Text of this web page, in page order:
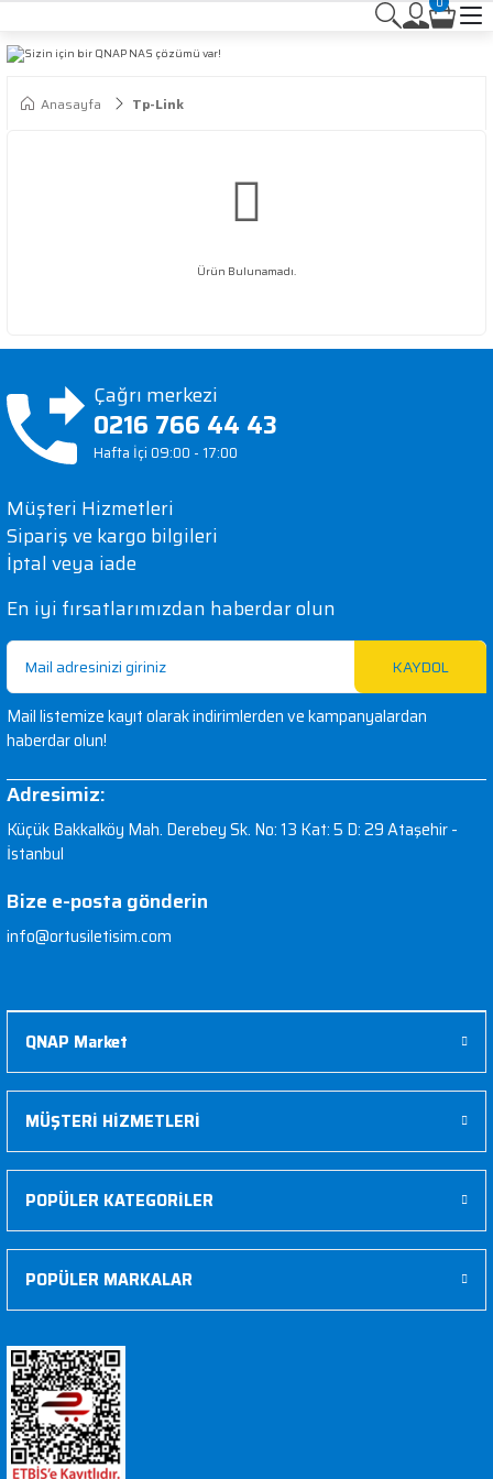
Anasayfa Tp-Link
Ürün Bulunamadı.
Çağrı merkezi
0216 766 44 43
Hafta İçi 09:00 - 17:00
Müşteri Hizmetleri
Sipariş ve kargo bilgileri
İptal veya iade
En iyi fırsatlarımızdan haberdar olun
KAYDOL
Mail listemize kayıt olarak indirimlerden ve kampanyalardan
haberdar olun!
Adresimiz:
Küçük Bakkalköy Mah. Derebey Sk. No: 13 Kat: 5 D: 29 Ataşehir -
İstanbul
Bize e-posta gönderin
info@ortusiletisim.com
QNAP Market
MÜŞTERİ HİZMETLERİ
POPÜLER KATEGORİLER
POPÜLER MARKALAR